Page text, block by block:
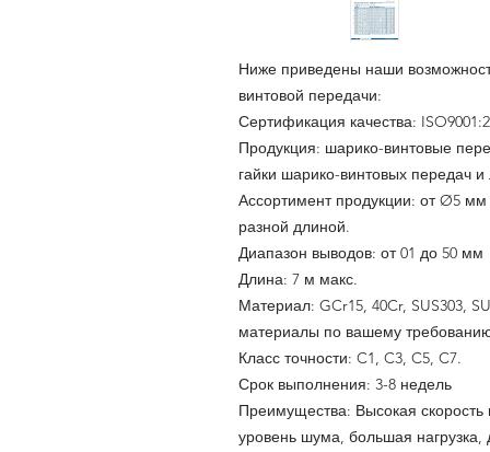
Ниже приведены наши
винтовой передачи:
Сертификация качества:
Продукция: шарико-винтовые
гайки шарико-винтовых передач
Ассортимент продукции: от Ø5
разной длиной.
Диапазон выводов: от 01 до 50 мм
Длина: 7 м макс.
Материал: GCr15, 40Cr, SUS303,
материалы по вашему
Класс точности: C1, C3, C5, C7.
Срок выполнения: 3-8 недель
Преимущества: Высокая
уровень шума, большая